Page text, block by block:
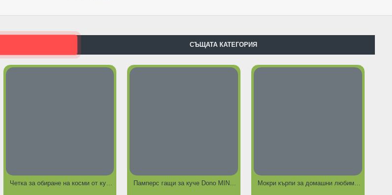
СЪЩАТА КАТЕГОРИЯ
Четка за обиране на косми от куче, котка или други повърхности - двустранна
ГОРЕЩИ ПРЕДЛОЖЕНИЯ